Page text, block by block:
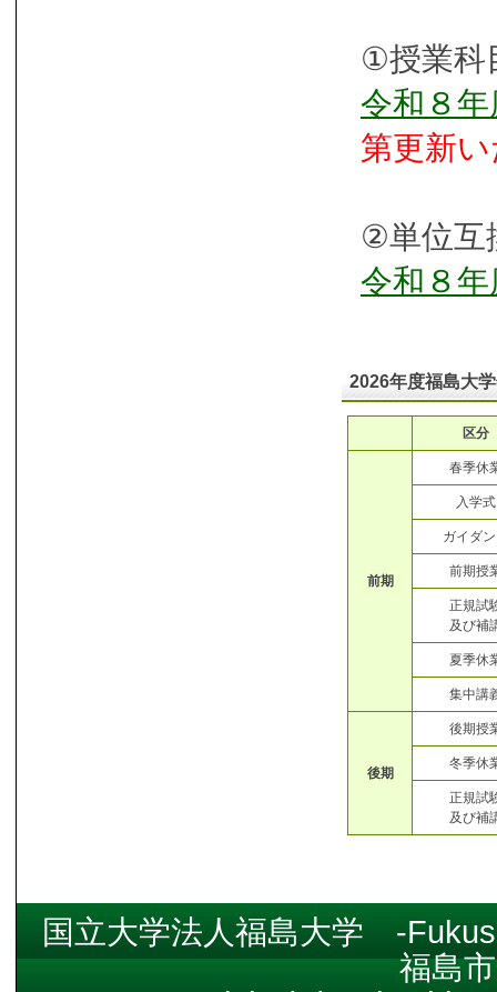
①授業科
令和８
第更新
②単位互
令和８
2026年度福島大学
区分
前期
春季休
入学式
ガイダ
前期授
正規試
及び補
夏季休
集中講
後期
後期授
冬季休
正規試
及び補
国立大学法人福島大学 -
福島